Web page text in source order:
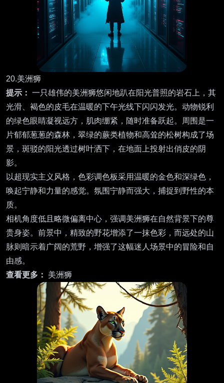
20.美洲狮
提示： 一只雄伟的美洲狮悠闲地趴在阳光普照的岩石上，其
光滑、褐色的皮毛在温暖的下午光线下闪闪发光。动物锐利
的绿色眼睛凝视远方，肌肉绷紧，随时准备跃起。周围是一
片郁郁葱葱的森林，翠绿的蕨类植物和高耸的松树构成了场
景，斑驳的阳光透过树叶洒下，在地面上投射出俏皮的阴
影。
以超现实主义风格，色彩调色板采用温暖的金色和深绿色，
唤起宁静和力量的感觉。氛围宁静而强大，捕捉到野性的本
质。
相机角度低且略微偏离中心，强调美洲狮在自然背景下的尊
贵身姿。前景中，精致的野花增添了一抹色彩，而远处的山
脉则暗示着广阔的荒野，增强了这幅迷人场景中的冒险和自
由感。
查看更多：
美洲狮